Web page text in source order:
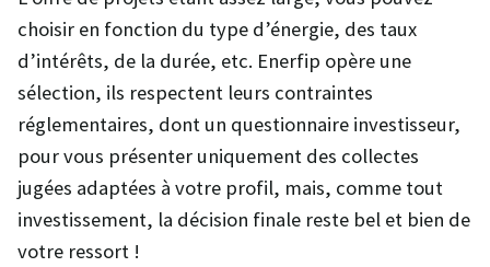
choisir en fonction du type d’énergie, des taux
d’intérêts, de la durée, etc. Enerfip opère une
sélection, ils respectent leurs contraintes
réglementaires, dont un questionnaire investisseur,
pour vous présenter uniquement des collectes
jugées adaptées à votre profil, mais, comme tout
investissement, la décision finale reste bel et bien de
votre ressort !